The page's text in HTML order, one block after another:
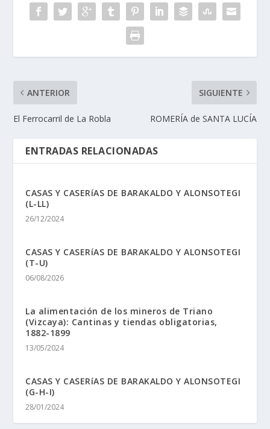
ANTERIOR
El Ferrocarril de La Robla
SIGUIENTE
ROMERÍA de SANTA LUCÍA
ENTRADAS RELACIONADAS
CASAS Y CASERíAS DE BARAKALDO Y ALONSOTEGI
(L-LL)
26/12/2024
CASAS Y CASERíAS DE BARAKALDO Y ALONSOTEGI
(T-U)
06/08/2026
La alimentación de los mineros de Triano
(Vizcaya): Cantinas y tiendas obligatorias,
1882-1899
13/05/2024
CASAS Y CASERíAS DE BARAKALDO Y ALONSOTEGI
(G-H-I)
28/01/2024